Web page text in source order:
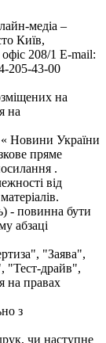
медіа –
Київ,
208/1 E-mail:
205-43-00
на
на
« Новини України
пряме
.
від
- повинна бути
абзаці
"Заява",
"Тест-драйв",
на правах
з
чи наступне